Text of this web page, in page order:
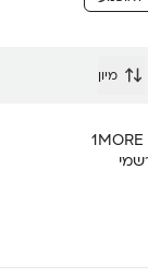
מיון
אוזניות קשת אלחוטיות לילדים 1MORE